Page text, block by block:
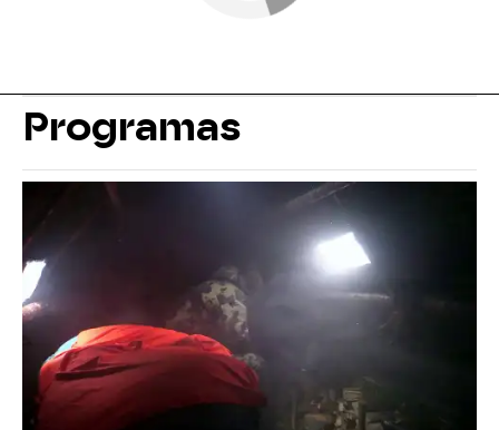
Programas